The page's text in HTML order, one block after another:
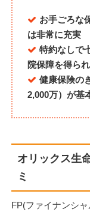
お手ごろな
は非常に充実
特約なしで
院保障を得ら
健康保険の
2,000万）が基
オリックス生
ミ
FP(ファイナンシ